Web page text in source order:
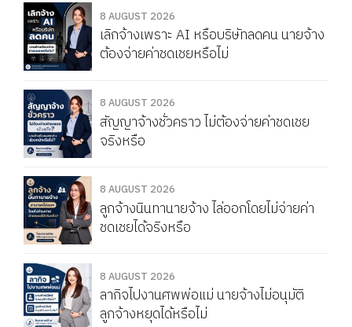
8 AUGUST 2026
เลิกจ้างเพราะ AI หรือบริษัทลดคน นายจ้าง
ต้องจ่ายค่าชดเชยหรือไม่
8 AUGUST 2026
สัญญาจ้างชั่วคราว ไม่ต้องจ่ายค่าชดเชย
จริงหรือ
8 AUGUST 2026
ลูกจ้างนินทานายจ้าง ไล่ออกโดยไม่จ่ายค่า
ชดเชยได้จริงหรือ
8 AUGUST 2026
ลากิจไปงานศพพ่อแม่ นายจ้างไม่อนุมัติ
ลูกจ้างหยุดได้หรือไม่